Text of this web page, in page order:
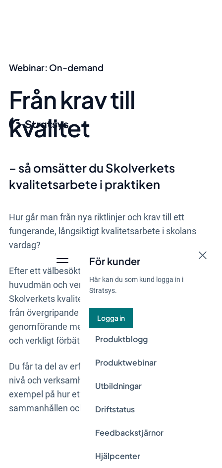
För kunder
Här kan du som kund logga in i
Stratsys.
Logga in
Produktblogg
Produktwebinar
Utbildningar
Driftstatus
Feedbackstjärnor
Hjälpcenter
Webinar: On-demand
Från krav till
kvalitet
– så omsätter du Skolverkets
kvalitetsarbete i praktiken
Hur går man från nya riktlinjer och krav till ett
fungerande, långsiktigt kvalitetsarbete i skolans
vardag?
Efter ett välbesökt
huvudmän och verksamheter konkret kan omsätta
Skolverkets kvalitetsarbete i praktiken. Vi rör oss
från övergripande struktur till operativt
genomförande med fokus på analys, uppföljning
och verkligt förbättringsarbete.
Du får ta del av erfarenheter från både strategisk
nivå och verksamhetsnära arbete, samt konkreta
exempel på hur ett digitalt stöd kan bidra till en mer
sammanhållen och datadriven styrkedja.